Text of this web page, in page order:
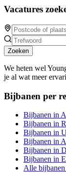
Vacatures
Zoeken
We heten wel
je al wat meer
Bijbanen per
Bijbanen in
Bijbanen in
Bijbanen in
Bijbanen in
Bijbanen in
Bijbanen in
Alle